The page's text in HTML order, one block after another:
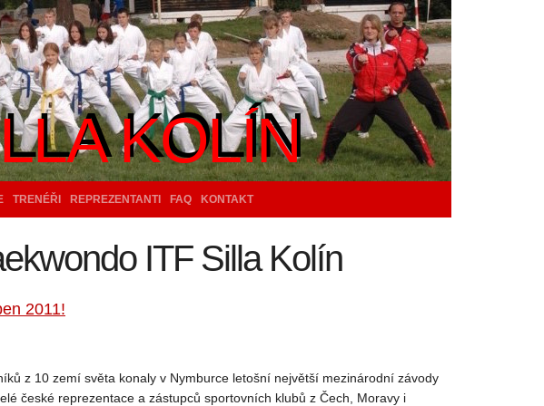
TRENÉŘI REPREZENTANTI FAQ KONTAKT
KOLÍN
KOLÍN
ITF Silla Kolín
2011!
z 10 zemí světa konaly v Nymburce letošní největší mezinárodní závody
české reprezentace a zástupců sportovních klubů z Čech, Moravy i